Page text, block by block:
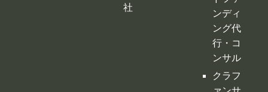
イトの
デメリ
ット
クラウ
ドファ
ンディ